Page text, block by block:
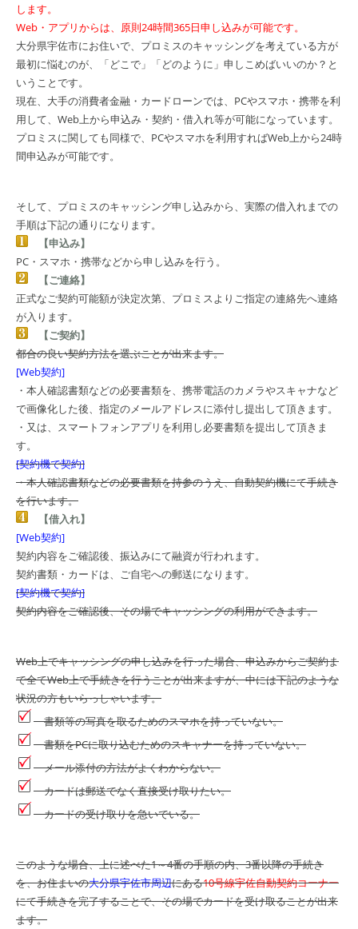
します。
Web・アプリからは、原則24時間365日申し込みが可能です。
大分県宇佐市にお住いで、プロミスのキャッシングを考えている方が
最初に悩むのが、「どこで」「どのように」申しこめばいいのか？と
いうことです。
現在、大手の消費者金融・カードローンでは、PCやスマホ・携帯を利
用して、Web上から申込み・契約・借入れ等が可能になっています。
プロミスに関しても同様で、PCやスマホを利用すればWeb上から24時
間申込みが可能です。
そして、プロミスのキャッシング申し込みから、実際の借入れまでの
手順は下記の通りになります。
【申込み】
PC・スマホ・携帯などから申し込みを行う。
【ご連絡】
正式なご契約可能額が決定次第、プロミスよりご指定の連絡先へ連絡
が入ります。
【ご契約】
都合の良い契約方法を選ぶことが出来ます。
[Web契約]
・本人確認書類などの必要書類を、携帯電話のカメラやスキャナなど
で画像化した後、指定のメールアドレスに添付し提出して頂きます。
・又は、スマートフォンアプリを利用し必要書類を提出して頂きま
す。
[契約機で契約]
・本人確認書類などの必要書類を持参のうえ、自動契約機にて手続き
を行います。
【借入れ】
[Web契約]
契約内容をご確認後、振込みにて融資が行われます。
契約書類・カードは、ご自宅への郵送になります。
[契約機で契約]
契約内容をご確認後、その場でキャッシングの利用ができます。
Web上でキャッシングの申し込みを行った場合、申込みからご契約ま
で全てWeb上で手続きを行うことが出来ますが、中には下記のような
状況の方もいらっしゃいます。
書類等の写真を取るためのスマホを持っていない。
書類をPCに取り込むためのスキャナーを持っていない。
メール添付の方法がよくわからない。
カードは郵送でなく直接受け取りたい。
カードの受け取りを急いでいる。
このような場合、上に述べた1～4番の手順の内、3番以降の手続き
を、お住まいの大分県宇佐市周辺にある10号線宇佐自動契約コーナー
にて手続きを完了することで、その場でカードを受け取ることが出来
ます。